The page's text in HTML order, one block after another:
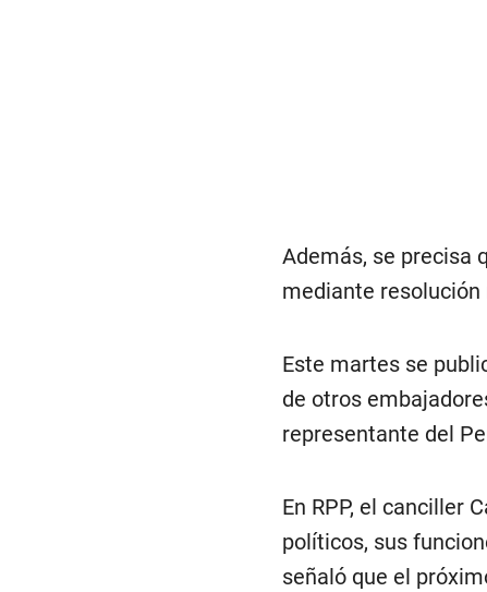
Además, se precisa
mediante
Este martes se
de otros
representante del
En RPP, el canciller
políticos, sus
señaló que el